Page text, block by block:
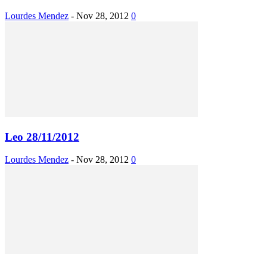
Lourdes Mendez - Nov 28, 2012 0
Leo 28/11/2012
Lourdes Mendez - Nov 28, 2012 0